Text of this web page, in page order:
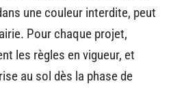
une couleur interdite, peut
Pour chaque projet,
les règles en vigueur, et
au sol dès la phase de